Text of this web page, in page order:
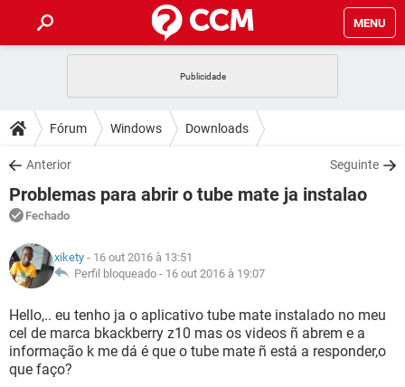
MENU
CELULAR FACEBOOK
OUTLOOK
INSTAGRAM GMAIL
GUIA DE COMPRAS
DICAS
JOGOS WHATSAPP
OUTLOOK
INSTAGRAM
GUIA DE COMPRAS
DOWNLOADS
JOGOS WHATSAPP
CELULAR
OUTLOOK
INSTAGRAM
GUIA DE COMPRAS
FÓRUM
JOGOS
CELULAR FACEBOOK
INSTAGRAM GMAIL
GUIA DE COMPRAS
GLOSSÁRIO
JOGOS
CELULAR FACEBOOK
OUTLOOK EXCEL
INSTAGRAM
Fórum Windows Downloads
Anterior Seguinte
Problemas para abrir o tube mate ja instalao
Fechado
xikety - 16 out 2016 à 13:51
Perfil bloqueado - 16 out 2016 à 19:07
Hello,.. eu tenho ja o aplicativo tube mate instalado no meu
cel de marca bkackberry z10 mas os videos ñ abrem e a
informação k me dá é que o tube mate ñ está a responder,o
que faço?